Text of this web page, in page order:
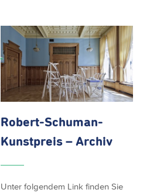
Robert-Schuman-
Kunstpreis – Archiv
Unter folgendem Link finden Sie